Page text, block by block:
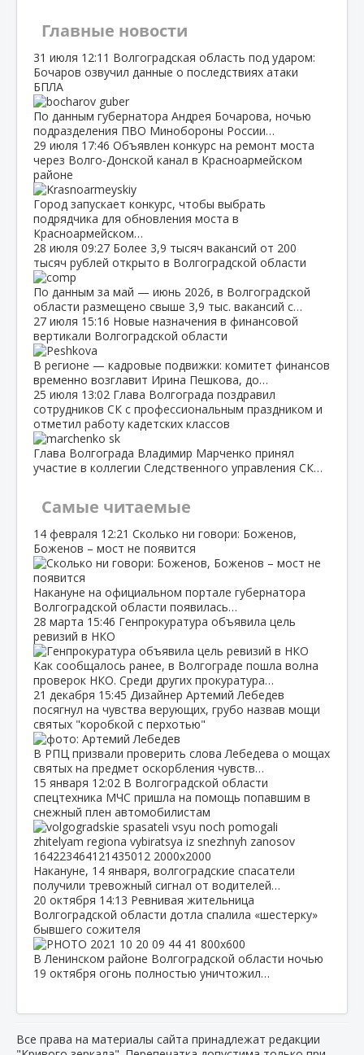
Главные новости
31 июля 12:11 Волгоградская область под ударом:
Бочаров озвучил данные о последствиях атаки
БПЛА
По данным губернатора Андрея Бочарова, ночью
подразделения ПВО Минобороны России…
29 июля 17:46 Объявлен конкурс на ремонт моста
через Волго‑Донской канал в Красноармейском
районе
Город запускает конкурс, чтобы выбрать
подрядчика для обновления моста в
Красноармейском…
28 июля 09:27 Более 3,9 тысяч вакансий от 200
тысяч рублей открыто в Волгоградской области
По данным за май — июнь 2026, в Волгоградской
области размещено свыше 3,9 тыс. вакансий с…
27 июля 15:16 Новые назначения в финансовой
вертикали Волгоградской области
В регионе — кадровые подвижки: комитет финансов
временно возглавит Ирина Пешкова, до…
25 июля 13:02 Глава Волгограда поздравил
сотрудников СК с профессиональным праздником и
отметил работу кадетских классов
Глава Волгограда Владимир Марченко принял
участие в коллегии Следственного управления СК…
Самые читаемые
14 февраля 12:21 Сколько ни говори: Боженов,
Боженов – мост не появится
Накануне на официальном портале губернатора
Волгоградской области появилась…
28 марта 15:46 Генпрокуратура объявила цель
ревизий в НКО
Как сообщалось ранее, в Волгограде пошла волна
проверок НКО. Среди других прокуратура…
21 декабря 15:45 Дизайнер Артемий Лебедев
посягнул на чувства верующих, грубо назвав мощи
святых "коробкой с перхотью"
В РПЦ призвали проверить слова Лебедева о мощах
святых на предмет оскорбления чувств…
15 января 12:02 В Волгоградской области
спецтехника МЧС пришла на помощь попавшим в
снежный плен автомобилистам
Накануне, 14 января, волгоградские спасатели
получили тревожный сигнал от водителей…
20 октября 14:13 Ревнивая жительница
Волгоградской области дотла спалила «шестерку»
бывшего сожителя
В Ленинском районе Волгоградской области ночью
19 октября огонь полностью уничтожил…
Все права на материалы сайта принадлежат редакции